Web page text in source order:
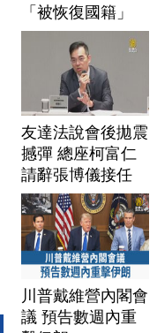
「被恢復國籍」
友達法說會後拋震
撼彈 總座柯富仁
請辭張博儀接任
川普戴維營內閣會
議 預告數週內重